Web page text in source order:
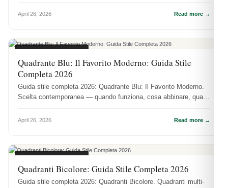
April 26, 2026 Read more →
Quadrante Blu: Il Favorito Moderno: Guida Stile
Completa 2026
Guida stile completa 2026: Quadrante Blu: Il Favorito Moderno.
Scelta contemporanea — quando funziona, cosa abbinare, quali
April 26, 2026 Read more →
Quadranti Bicolore: Guida Stile Completa 2026
Guida stile completa 2026: Quadranti Bicolore. Quadranti multi-